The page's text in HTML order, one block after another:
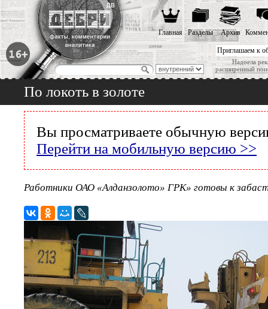
Приглашаем к
Надоела
расширенный
Главная Разделы Архив
По локоть в золоте
Вы просматриваете обычную
Перейти на мобильную версию >>
Работники ОАО «Алданзолото» ГРК» готовы к